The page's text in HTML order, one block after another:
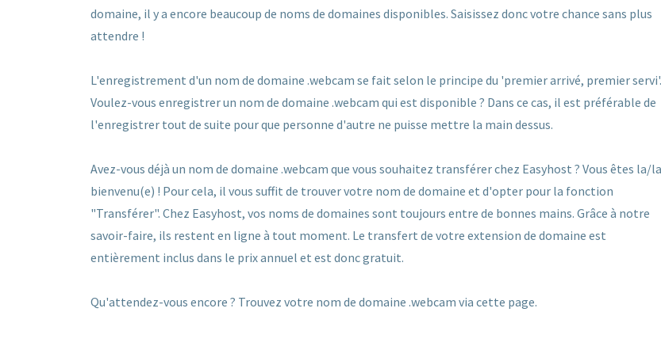
domaine, il y a encore beaucoup de noms de domaines disponibles. Saisissez donc votre chance sans plus
attendre !
L'enregistrement d'un nom de domaine .webcam se fait selon le principe du 'premier arrivé, premier servi'.
Voulez-vous enregistrer un nom de domaine .webcam qui est disponible ? Dans ce cas, il est préférable de
l'enregistrer tout de suite pour que personne d'autre ne puisse mettre la main dessus.
Avez-vous déjà un nom de domaine .webcam que vous souhaitez transférer chez Easyhost ? Vous êtes la/la
bienvenu(e) ! Pour cela, il vous suffit de trouver votre nom de domaine et d'opter pour la fonction
"Transférer". Chez Easyhost, vos noms de domaines sont toujours entre de bonnes mains. Grâce à notre
savoir-faire, ils restent en ligne à tout moment. Le transfert de votre extension de domaine est
entièrement inclus dans le prix annuel et est donc gratuit.
Qu'attendez-vous encore ? Trouvez votre nom de domaine .webcam via cette page.